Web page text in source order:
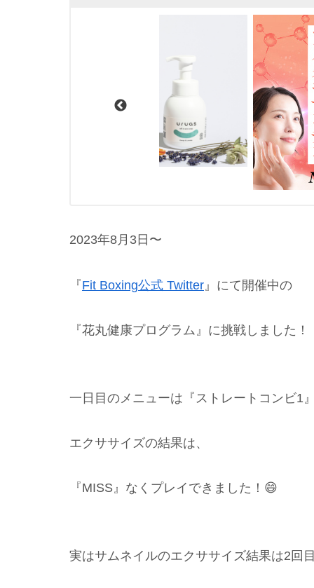
2023年8月3日〜
『Fit Boxing公式 Twitter 』にて開催中の
『花丸健康プログラム』に挑戦しました！
一日目のメニューは『ストレートコンビ1
エクササイズの結果は、
『MISS』なくプレイできました！😄
実はサムネイルのエクササイズ結果は2回